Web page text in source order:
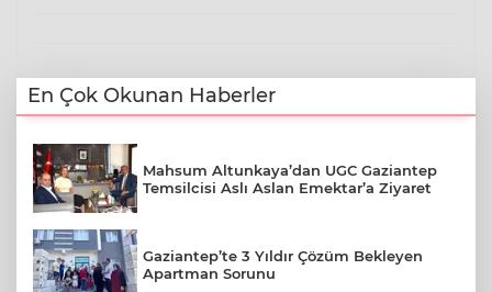
En Çok Okunan Haberler
Mahsum Altunkaya’dan UGC Gaziantep
Temsilcisi Aslı Aslan Emektar’a Ziyaret
Gaziantep’te 3 Yıldır Çözüm Bekleyen
Apartman Sorunu